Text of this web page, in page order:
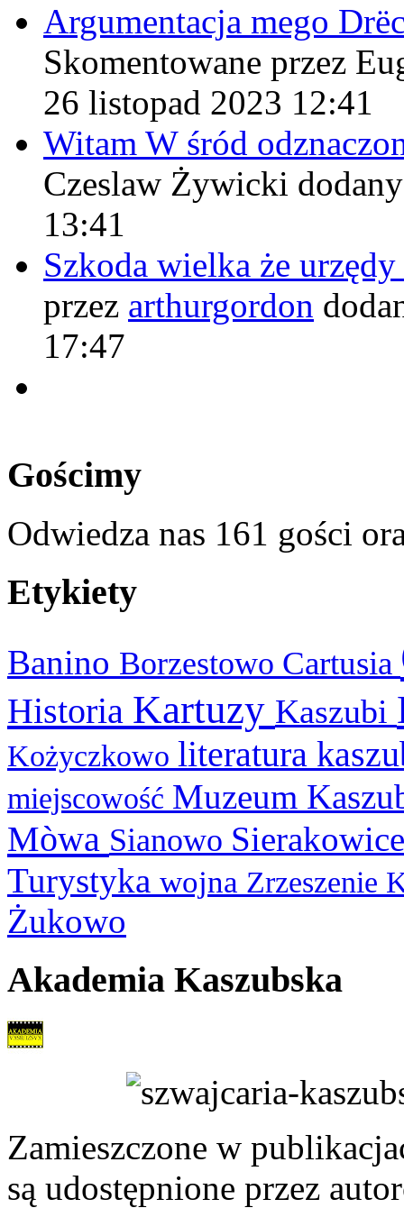
Argumentacja mego
Skomentowane przez
26 listopad 2023 12:41
Witam W śród
Czeslaw Żywicki
13:41
Szkoda wielka że
przez arthurgordon
17:47
Gościmy
Odwiedza nas 161 gości
Etykiety
Banino Borzestowo Cartusia
Historia Kartuzy Kaszubi
Kożyczkowo literatura
miejscowość Muzeum
Mòwa Sianowo
Turystyka wojna Zrzeszenie
Żukowo
Akademia Kaszubska
Zamieszczone w
są udostępnione przez